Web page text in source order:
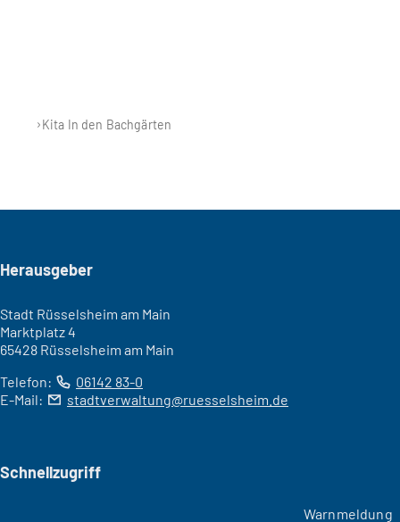
Kita In den Bachgärten
Seitenfuß
Herausgeber
Stadt Rüsselsheim am Main
Marktplatz 4
65428 Rüsselsheim am Main
Telefon:
06142 83-0
E-Mail:
stadtverwaltung ruesselsheim de
Schnellzugriff
Warnmeldung